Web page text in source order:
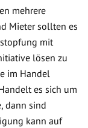
mehrere
Mieter sollten es
mit
lösen zu
im Handel
es sich um
dann sind
kann auf